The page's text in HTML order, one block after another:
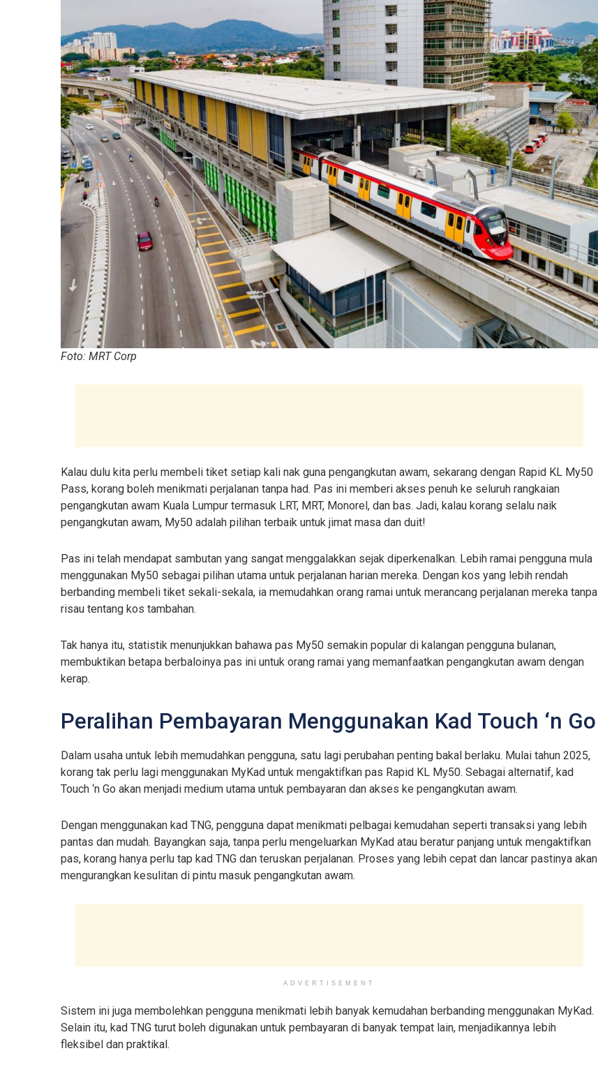
Foto: MRT Corp
Kalau dulu kita perlu membeli tiket setiap kali nak guna pengangkutan awam, sekarang dengan Rapid KL My50
Pass, korang boleh menikmati perjalanan tanpa had. Pas ini memberi akses penuh ke seluruh rangkaian
pengangkutan awam Kuala Lumpur termasuk LRT, MRT, Monorel, dan bas. Jadi, kalau korang selalu naik
pengangkutan awam, My50 adalah pilihan terbaik untuk jimat masa dan duit!
Pas ini telah mendapat sambutan yang sangat menggalakkan sejak diperkenalkan. Lebih ramai pengguna mula
menggunakan My50 sebagai pilihan utama untuk perjalanan harian mereka. Dengan kos yang lebih rendah
berbanding membeli tiket sekali-sekala, ia memudahkan orang ramai untuk merancang perjalanan mereka tanpa
risau tentang kos tambahan.
Tak hanya itu, statistik menunjukkan bahawa pas My50 semakin popular di kalangan pengguna bulanan,
membuktikan betapa berbaloinya pas ini untuk orang ramai yang memanfaatkan pengangkutan awam dengan
kerap.
Peralihan Pembayaran Menggunakan Kad Touch ‘n Go
Dalam usaha untuk lebih memudahkan pengguna, satu lagi perubahan penting bakal berlaku. Mulai tahun 2025,
korang tak perlu lagi menggunakan MyKad untuk mengaktifkan pas Rapid KL My50. Sebagai alternatif, kad
Touch ‘n Go akan menjadi medium utama untuk pembayaran dan akses ke pengangkutan awam.
Dengan menggunakan kad TNG, pengguna dapat menikmati pelbagai kemudahan seperti transaksi yang lebih
pantas dan mudah. Bayangkan saja, tanpa perlu mengeluarkan MyKad atau beratur panjang untuk mengaktifkan
pas, korang hanya perlu tap kad TNG dan teruskan perjalanan. Proses yang lebih cepat dan lancar pastinya akan
mengurangkan kesulitan di pintu masuk pengangkutan awam.
ADVERTISEMENT
Sistem ini juga membolehkan pengguna menikmati lebih banyak kemudahan berbanding menggunakan MyKad.
Selain itu, kad TNG turut boleh digunakan untuk pembayaran di banyak tempat lain, menjadikannya lebih
fleksibel dan praktikal.